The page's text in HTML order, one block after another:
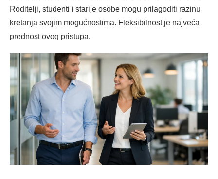
Roditelji, studenti i starije osobe mogu prilagoditi razinu
kretanja svojim mogućnostima. Fleksibilnost je najveća
prednost ovog pristupa.